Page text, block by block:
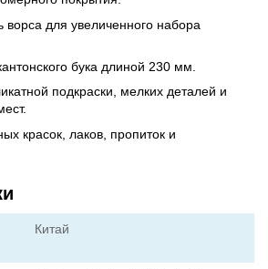
ворса для увеличенного набора
бука длиной 230 мм.
подкраски, мелких деталей и
красок, лаков, пропиток и
Китай